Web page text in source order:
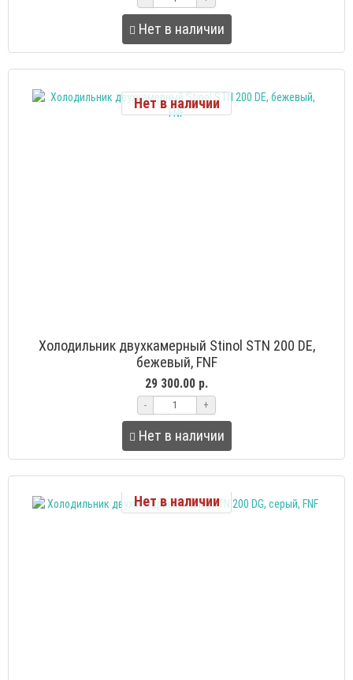
Нет в наличии
Нет в наличии
Холодильник двухкамерный Stinol STN 200 DE,
бежевый, FNF
29 300.00 р.
- +
Нет в наличии
Нет в наличии